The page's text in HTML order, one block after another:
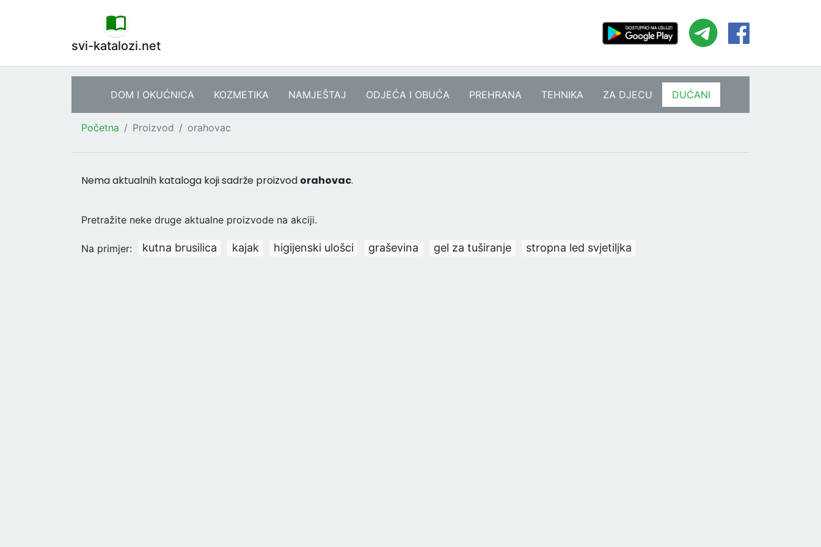
svi-katalozi.net
DOM I OKUĆNICA KOZMETIKA NAMJEŠTAJ ODJEĆA I OBUĆA PREHRANA TEHNIKA ZA DJECU DUĆANI
Početna Proizvod orahovac
Nema aktualnih kataloga koji sadrže proizvod orahovac.
Pretražite neke druge aktualne proizvode na akciji.
Na primjer: kutna brusilica kajak higijenski ulošci graševina gel za tuširanje stropna led svjetiljka